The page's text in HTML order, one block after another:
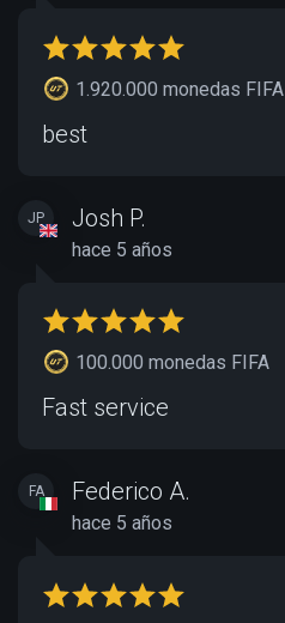
1.920.000 monedas FIFA
best
JP Josh P.
hace 5 años
100.000 monedas FIFA
Fast service
FA Federico A.
hace 5 años